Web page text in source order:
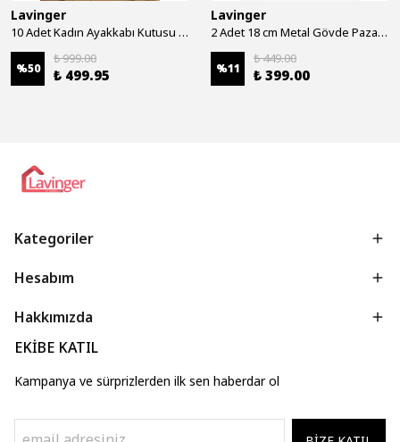
Lavinger
10 Adet Kadın Ayakkabı Kutusu - Şeffaf Ayakkabı Düzenleyici Saklama Kutusu Organizer Seyahat Kutusu
%50
₺ 999.00
₺ 499.95
Lavinger
2 Adet 18 cm Metal Gövde Pazar Arabası Tekerleği Süper Sağlam Araba Tekeri Somun&Pul Hediyeli
%11
₺ 449.00
₺ 399.00
Kategoriler
Hesabım
Hakkımızda
EKİBE KATIL
Kampanya ve sürprizlerden ilk sen haberdar ol